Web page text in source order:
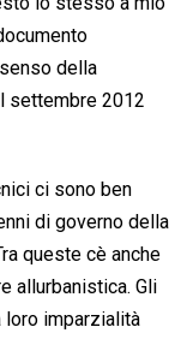
della
settembre 2012
ci sono ben
di governo della
queste cè anche
allurbanistica. Gli
imparzialità 